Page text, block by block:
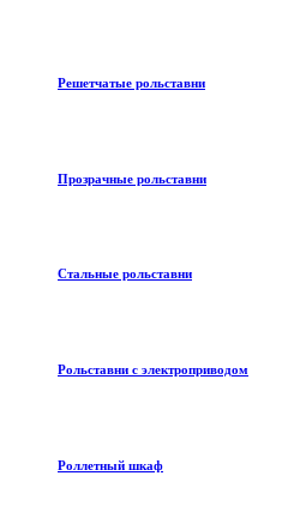
Решетчатые рольставни
Прозрачные рольставни
Стальные рольставни
Рольставни с электроприводом
Роллетный шкаф